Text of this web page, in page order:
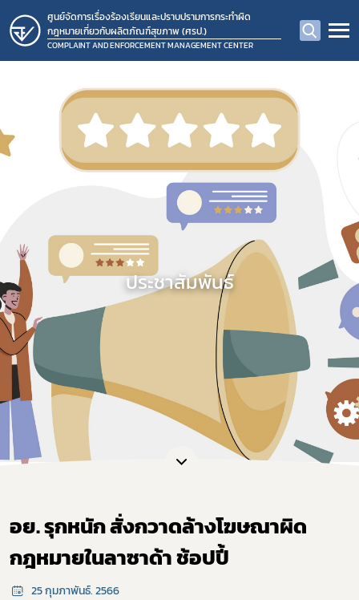
ศูนย์จัดการเรื่องร้องเรียนและปราบปรามการกระทำผิด
กฎหมายเกี่ยวกับผลิตภัณฑ์สุขภาพ (ศรป.)
COMPLAINT AND ENFORCEMENT MANAGEMENT CENTER
ประชาสัมพันธ์
อย. รุกหนัก สั่งกวาดล้างโฆษณาผิด
กฎหมายในลาซาด้า ช้อปปี้
25 กุมภาพันธ์. 2566